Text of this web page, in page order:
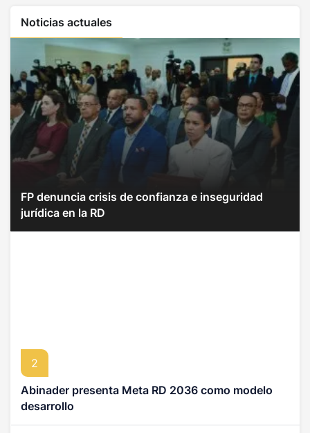
Noticias actuales
FP denuncia crisis de confianza e inseguridad
jurídica en la RD
2
Abinader presenta Meta RD 2036 como modelo
desarrollo